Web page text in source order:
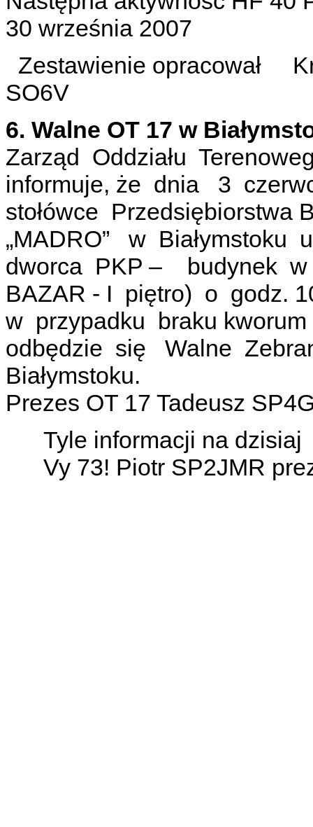
30
Zestawienie opracował
SO6V
6. Walne OT 17 w
Zarząd Oddziału
informuje, że dnia 3
stołówce
„MADRO” w Białymstoku
dworca PKP – budynek w
BAZAR - I piętro) o godz.
w przypadku braku
odbędzie się Walne
Białymstoku.
Prezes OT 17 Tadeusz
Tyle informacji na dzisiaj
Vy 73! Piotr SP2JMR